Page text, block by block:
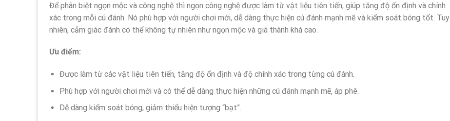
Để phân biệt ngọn mộc và công nghệ thì ngọn công nghệ được làm từ vật liệu tiên tiến, giúp tăng độ ổn định và chính
xác trong mỗi cú đánh. Nó phù hợp với người chơi mới, dễ dàng thực hiện cú đánh mạnh mẽ và kiểm soát bóng tốt. Tuy
nhiên, cảm giác đánh có thể không tự nhiên như ngọn mộc và giá thành khá cao.
Ưu điểm:
Được làm từ các vật liệu tiên tiến, tăng độ ổn định và độ chính xác trong từng cú đánh.
Phù hợp với người chơi mới và có thể dễ dàng thực hiện những cú đánh mạnh mẽ, áp phê.
Dễ dàng kiểm soát bóng, giảm thiểu hiện tượng “bạt”.